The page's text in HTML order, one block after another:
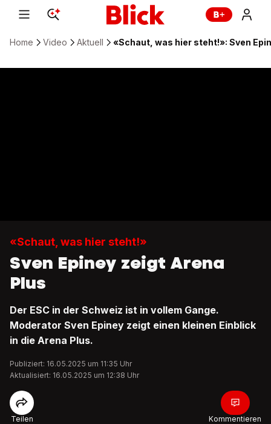
Home Video Aktuell «Schaut, was hier steht!»: Sven
«Schaut, was hier steht!»
Sven Epiney zeigt Arena
Plus
Der ESC in der Schweiz ist in vollem Gange.
Moderator Sven Epiney zeigt einen kleinen Einblick
in die Arena Plus.
Publiziert: 16.05.2025 um 11:35 Uhr
Aktualisiert: 16.05.2025 um 12:38 Uhr
Teilen Kommentieren